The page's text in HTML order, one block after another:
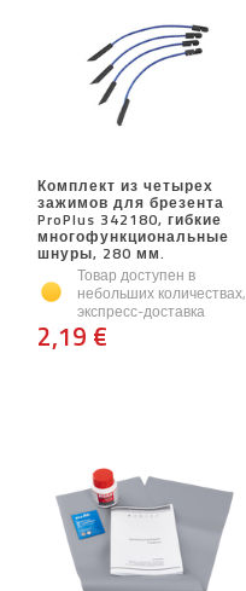
Комплект из четырех
зажимов для брезента
ProPlus 342180, гибкие
многофункциональные
шнуры, 280 мм.
Товар доступен в
небольших количествах,
экспресс-доставка
2,19 €